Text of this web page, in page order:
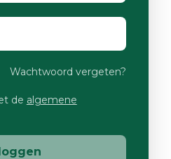
Wachtwoord vergeten?
de algemene